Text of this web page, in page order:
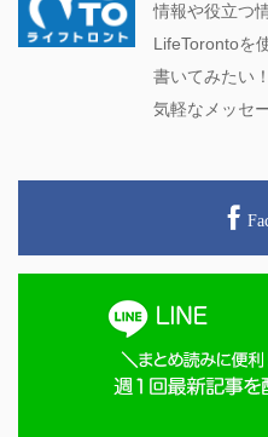
情報や役立つ
LifeTorontoを
書いてみたい
気軽なメッセ